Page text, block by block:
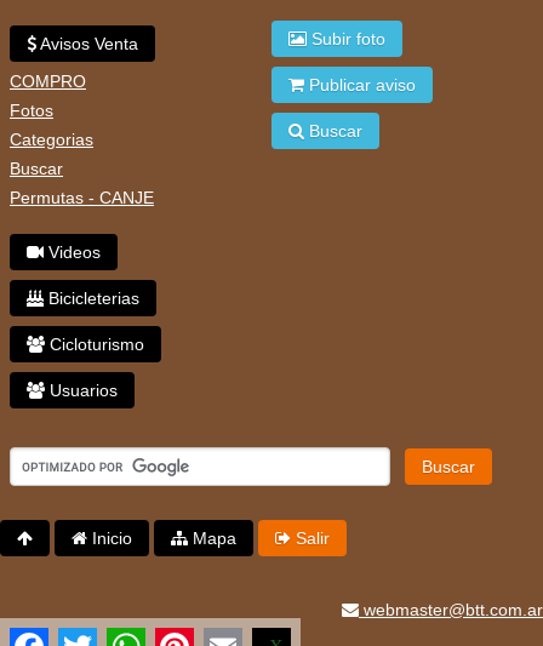
Avisos Venta
COMPRO
Fotos
Categorias
Buscar
Permutas - CANJE
Videos
Bicicleterias
Cicloturismo
Usuarios
Subir foto
Publicar aviso
Buscar
Buscar
Inicio Mapa Salir
webmaster@btt.com.ar
Facebook
Twitter WhatsApp
PinterestEmail